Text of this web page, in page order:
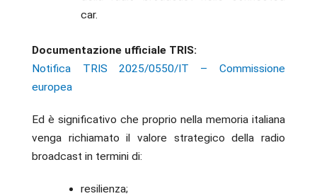
car.
Documentazione ufficiale TRIS:
Notifica TRIS 2025/0550/IT – Commissione
europea
Ed è significativo che proprio nella memoria italiana
venga richiamato il valore strategico della radio
broadcast in termini di:
resilienza;